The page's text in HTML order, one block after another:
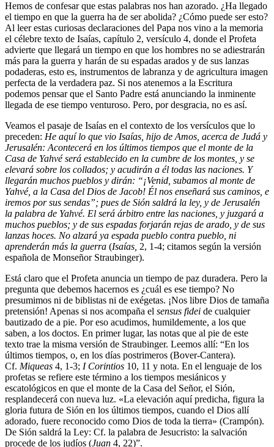
Hemos de confesar que estas palabras nos han azorado. ¿Ha llegado
el tiempo en que la guerra ha de ser abolida? ¿Cómo puede ser esto?
Al leer estas curiosas declaraciones del Papa nos vino a la memoria
el célebre texto de Isaías, capítulo 2, versículo 4, donde el Profeta
advierte que llegará un tiempo en que los hombres no se adiestrarán
más para la guerra y harán de su espadas arados y de sus lanzas
podaderas, esto es, instrumentos de labranza y de agricultura imagen
perfecta de la verdadera paz. Si nos atenemos a la Escritura
podemos pensar que el Santo Padre está anunciando la inminente
llegada de ese tiempo venturoso. Pero, por desgracia, no es así.
Veamos el pasaje de Isaías en el contexto de los versículos que lo
preceden: He aquí lo que vio Isaías, hijo de Amos, acerca de Judá y
Jerusalén: Acontecerá en los últimos tiempos que el monte de la
Casa de Yahvé será establecido en la cumbre de los montes, y se
elevará sobre los collados; y acudirán a él todas las naciones. Y
llegarán muchos pueblos y dirán: “¡Venid, subamos al monte de
Yahvé, a la Casa del Dios de Jacob! Él nos enseñará sus caminos, e
iremos por sus sendas”; pues de Sión saldrá la ley, y de Jerusalén
la palabra de Yahvé. El será árbitro entre las naciones, y juzgará a
muchos pueblos; y de sus espadas forjarán rejas de arado, y de sus
lanzas hoces. No alzará ya espada pueblo contra pueblo, ni
aprenderán más la guerra (Isaías, 2, 1-4; citamos según la versión
española de Monseñor Straubinger).
Está claro que el Profeta anuncia un tiempo de paz duradera. Pero la
pregunta que debemos hacernos es ¿cuál es ese tiempo? No
presumimos ni de biblistas ni de exégetas. ¡Nos libre Dios de tamaña
pretensión! Apenas si nos acompaña el sensus fidei de cualquier
bautizado de a pie. Por eso acudimos, humildemente, a los que
saben, a los doctos. En primer lugar, las notas que al pie de este
texto trae la misma versión de Straubinger. Leemos allí: “En los
últimos tiempos, o, en los días postrimeros (Bover-Cantera).
Cf. Miqueas 4, 1-3; I Corintios 10, 11 y nota. En el lenguaje de los
profetas se refiere este término a los tiempos mesiánicos y
escatológicos en que el monte de la Casa del Señor, el Sión,
resplandecerá con nueva luz. «La elevación aquí predicha, figura la
gloria futura de Sión en los últimos tiempos, cuando el Dios allí
adorado, fuere reconocido como Dios de toda la tierra» (Crampón).
De Sión saldrá la Ley: Cf. la palabra de Jesucristo: la salvación
procede de los judíos (Juan 4, 22)”.